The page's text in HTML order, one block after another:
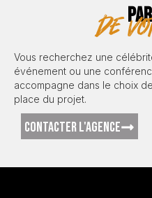
de
Vous recherchez une
événement ou une
accompagne dans le choix
place du projet.
CONTACTER L'AGENCE